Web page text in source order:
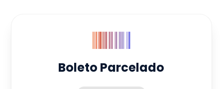
Boleto Parcelado